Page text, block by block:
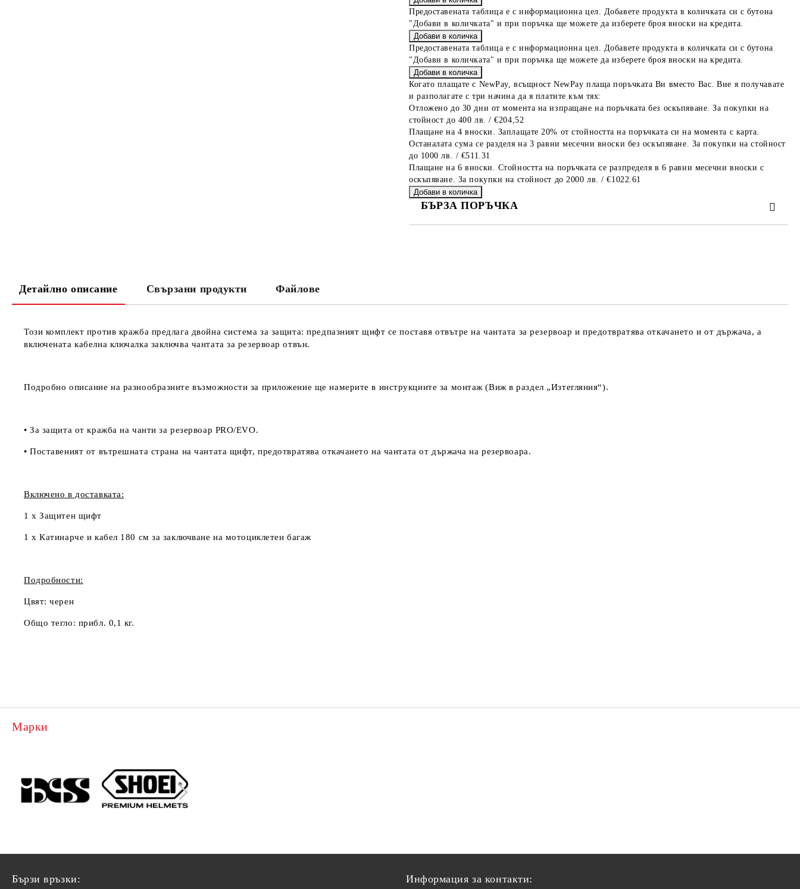
Предоставената таблица е с информационна цел. Добавете продукта в количката си с бутона
"Добави в количката" и при поръчка ще можете да изберете броя вноски на кредита.
Предоставената таблица е с информационна цел. Добавете продукта в количката си с бутона
"Добави в количката" и при поръчка ще можете да изберете броя вноски на кредита.
Когато плащате с NewPay, всъщност NewPay плаща поръчката Ви вместо Вас. Вие я получавате
и разполагате с три начина да я платите към тях:
Отложено до 30 дни от момента на изпращане на поръчката без оскъпяване. За покупки на
стойност до 400 лв. / €204,52
Плащане на 4 вноски. Заплащате 20% от стойността на поръчката си на момента с карта.
Останалата сума се разделя на 3 равни месечни вноски без оскъпяване. За покупки на стойност
до 1000 лв. / €511.31
Плащане на 6 вноски. Стойността на поръчката се разпределя в 6 равни месечни вноски с
оскъпяване. За покупки на стойност до 2000 лв. / €1022.61
БЪРЗА ПОРЪЧКА
Детайлно описание Свързани продукти Файлове
Този комплект против кражба предлага двойна система за защита: предпазният щифт се поставя отвътре на чантата за резервоар и предотвратява откачането и от държача, а
включената кабелна ключалка заключва чантата за резервоар отвън.
Подробно описание на разнообразните възможности за приложение ще намерите в инструкциите за монтаж (Виж в раздел „Изтегляния“).
• За защита от кражба на чанти за резервоар PRO/EVO.
• Поставеният от вътрешната страна на чантата щифт, предотвратява откачането на чантата от държача на резервоара.
Включено в доставката:
1 x Защитен щифт
1 х Катинарче и кабел 180 см за заключване на мотоциклетен багаж
Подробности:
Цвят:черен
Общо тегло: прибл. 0,1 кг.
Марки
Бързи връзки: Информация за контакти: